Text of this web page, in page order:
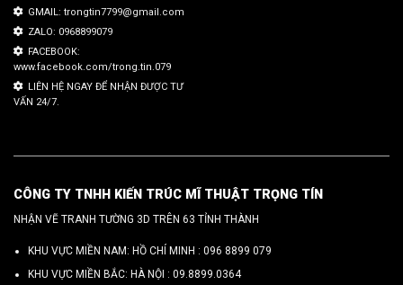
GMAIL: trongtin7799@gmail.com
ZALO: 0968899079
FACEBOOK:
www.facebook.com/trong.tin.079
LIÊN HỆ NGAY ĐỂ NHẬN ĐƯỢC TƯ
VẤN 24/7.
CÔNG TY TNHH KIẾN TRÚC MĨ THUẬT TRỌNG TÍN
NHẬN VẼ TRANH TƯỜNG 3D TRÊN 63 TỈNH THÀNH
KHU VỰC MIỀN NAM: HỒ CHÍ MINH : 096 8899 079
KHU VỰC MIỀN BẮC: HÀ NỘI : 09.8899.0364